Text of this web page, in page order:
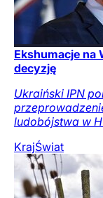
Ekshumacje na
decyzję
Ukraiński IPN
ludobójstwa w
KrajŚwiat